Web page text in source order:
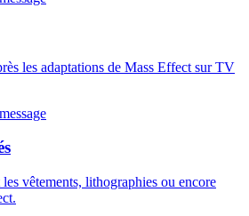
les adaptations de Mass Effect sur TV
vêtements, lithographies ou encore